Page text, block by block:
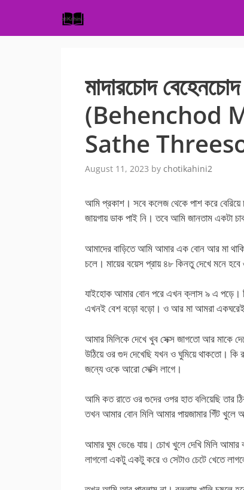
content
মাদারচোদ
(Behenchod
Sathe
August 11, 2023 by chotikahini2
আমি প্রকাশ। সবে কলেজ থেকে পাশ করে বেরিয়ে
জায়গায় ডাক পাই নি। তবে আমি জানতাম একটা
আমাদের বাড়িতে আমি আমার এক বোন আর মা
চলে। মায়ের বয়েস প্রায় ৪৮ কিনতু দেখে মনে
যাইহোক আমার বোন পরে এখন ক্লাস ৯ এ পড়ে।
এখনই বেশ বড়ো বড়ো। ও আর মা আমরা একঘরেই
আমার মিলিকে দেখে খুব সেক্স জাগতো আর মাকে
উঠিয়ে ওর গুদ দেখেছি যখন ও ঘুমিয়ে থাকতো।
জন্যে ওকে আরো সেক্সি লাগে।
আমি কত রাতে ওর গুদের ওপর হাত বলিয়েছি তার
তখন আমার বোন মিলি আমার পায়জামার গিঁট খুলে
আমার ঘুম ভেঙে যায়। চোখ খুলে দেখি মিলি আমার
লাগলো একটু একটু করে ও সেটাও চেটে খেতে